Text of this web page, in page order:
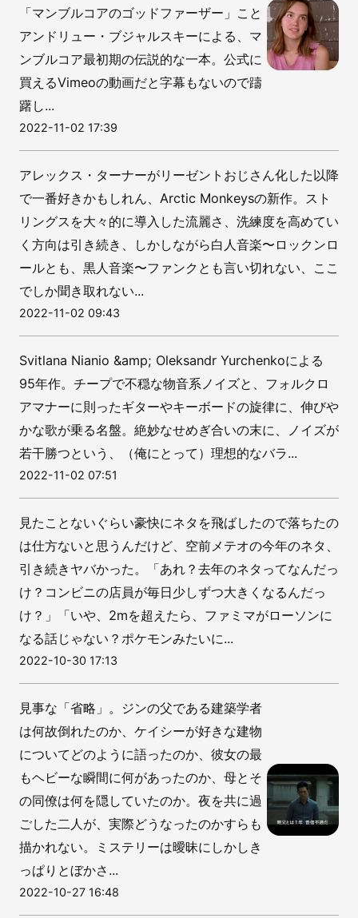
「マンブルコアのゴッドファーザー」こと
アンドリュー・ブジャルスキーによる、マ
ンブルコア最初期の伝説的な一本。公式に
買えるVimeoの動画だと字幕もないので躊
躇し...
2022-11-02 17:39
アレックス・ターナーがリーゼントおじさん化した以降
で一番好きかもしれん、Arctic Monkeysの新作。スト
リングスを大々的に導入した流麗さ、洗練度を高めてい
く方向は引き続き、しかしながら白人音楽〜ロックンロ
ールとも、黒人音楽〜ファンクとも言い切れない、ここ
でしか聞き取れない...
2022-11-02 09:43
Svitlana Nianio &amp; Oleksandr Yurchenkoによる
95年作。チープで不穏な物音系ノイズと、フォルクロ
アマナーに則ったギターやキーボードの旋律に、伸びや
かな歌が乗る名盤。絶妙なせめぎ合いの末に、ノイズが
若干勝つという、（俺にとって）理想的なバラ...
2022-11-02 07:51
見たことないぐらい豪快にネタを飛ばしたので落ちたの
は仕方ないと思うんだけど、空前メテオの今年のネタ、
引き続きヤバかった。「あれ？去年のネタってなんだっ
け？コンビニの店員が毎日少しずつ大きくなるんだっ
け？」「いや、2mを超えたら、ファミマがローソンに
なる話じゃない？ポケモンみたいに...
2022-10-30 17:13
見事な「省略」。ジンの父である建築学者
は何故倒れたのか、ケイシーが好きな建物
についてどのように語ったのか、彼女の最
もヘビーな瞬間に何があったのか、母とそ
の同僚は何を隠していたのか。夜を共に過
ごした二人が、実際どうなったのかすらも
描かれない。ミステリーは曖昧にしかしき
っぱりとぼかさ...
2022-10-27 16:48